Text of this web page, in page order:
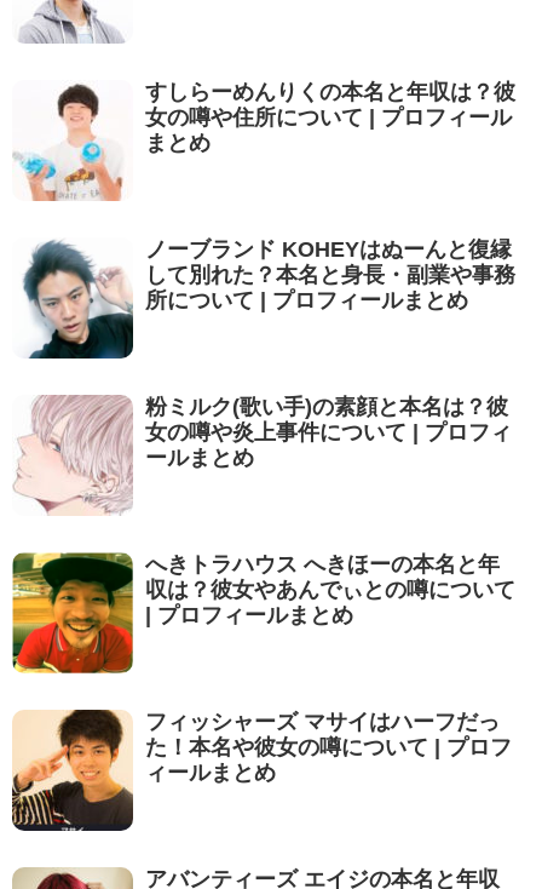
すしらーめんりくの本名と年収は？彼
女の噂や住所について | プロフィール
まとめ
ノーブランド KOHEYはぬーんと復縁
して別れた？本名と身長・副業や事務
所について | プロフィールまとめ
粉ミルク(歌い手)の素顔と本名は？彼
女の噂や炎上事件について | プロフィ
ールまとめ
へきトラハウス へきほーの本名と年
収は？彼女やあんでぃとの噂について
| プロフィールまとめ
フィッシャーズ マサイはハーフだっ
た！本名や彼女の噂について | プロフ
ィールまとめ
アバンティーズ エイジの本名と年収